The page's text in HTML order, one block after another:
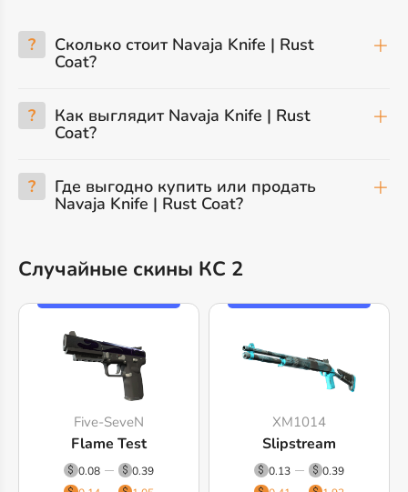
? Сколько стоит Navaja Knife | Rust
Coat?
? Как выглядит Navaja Knife | Rust
Coat?
? Где выгодно купить или продать
Navaja Knife | Rust Coat?
Случайные скины КС 2
Five-SeveN
Flame Test
0.08
0.39
XM1014
Slipstream
0.13
0.39